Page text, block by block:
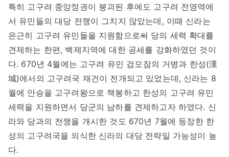
특히 고구려 중앙정권이 붕괴된 후에도 고구려 전영역에
서 유민들의 대당 전쟁이 그치지 않았는데, 이때 신라는
은근히 고구려 유민들을 지원함으로써 당의 세력 확대를
견제하는 한편, 백제지역에 대한 공세를 강화하였던 것이
다. 670년 4월에는 고구려 유민 검모잠의 거병과 한성(漢
城)에서의 고구려국 재건이 전개되고 있었는데, 신라는 8
월에 안승을 고구려왕으로 책봉하고 한성의 고구려 유민
세력을 지원하면서 당군의 남하를 견제하고자 하였다. 신
라와 당과의 전쟁을 개시한 것도 670년 7월에 등장한 한
성의 고구려국을 의식한 신라의 대당 전략일 가능성이 높
다.